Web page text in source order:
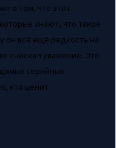
о том, что этот
знают, что такое
он всё ещё редкость на
снискал уважение. Это
серийных
кто ценит